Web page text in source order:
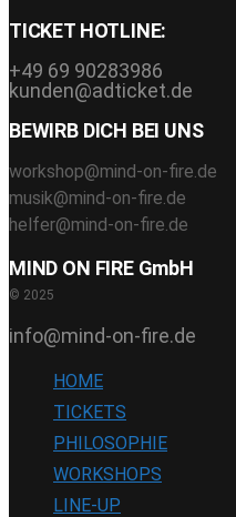
TICKET HOTLINE:
+49 69 90283986
kunden@adticket.de
BEWIRB DICH BEI UNS
workshop@mind-on-fire.de
musik@mind-on-fire.de
helfer@mind-on-fire.de
MIND ON FIRE GmbH
© 2025
info@mind-on-fire.de
HOME
TICKETS
PHILOSOPHIE
WORKSHOPS
LINE-UP